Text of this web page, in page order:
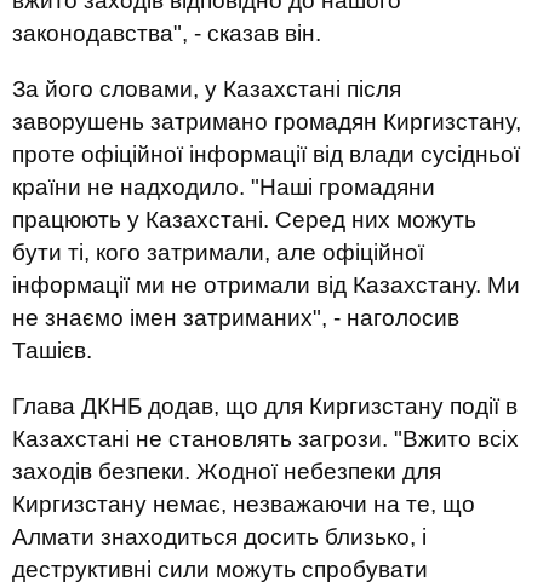
законодавства", - сказав він.
За його словами, у Казахстані після
заворушень затримано громадян Киргизстану,
проте офіційної інформації від влади сусідньої
країни не надходило. "Наші громадяни
працюють у Казахстані. Серед них можуть
бути ті, кого затримали, але офіційної
інформації ми не отримали від Казахстану. Ми
не знаємо імен затриманих", - наголосив
Ташієв.
Глава ДКНБ додав, що для Киргизстану події в
Казахстані не становлять загрози. "Вжито всіх
заходів безпеки. Жодної небезпеки для
Киргизстану немає, незважаючи на те, що
Алмати знаходиться досить близько, і
деструктивні сили можуть спробувати